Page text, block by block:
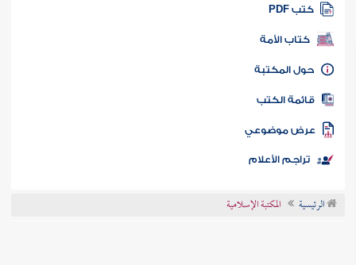
كتب PDF
كتاب الأمة
المكتبة
الكتب
موضوعي
تراجم الأعلام
الرئيسية المكتبة الإسلامية